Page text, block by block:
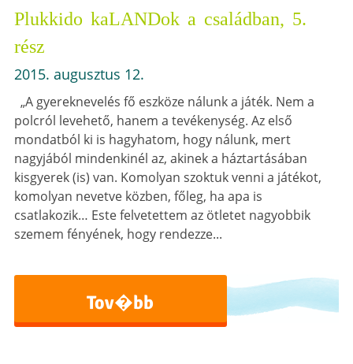
Plukkido kaLANDok a családban, 5.
rész
2015. augusztus 12.
„A gyereknevelés fő eszköze nálunk a játék. Nem a
polcról levehető, hanem a tevékenység. Az első
mondatból ki is hagyhatom, hogy nálunk, mert
nagyjából mindenkinél az, akinek a háztartásában
kisgyerek (is) van. Komolyan szoktuk venni a játékot,
komolyan nevetve közben, főleg, ha apa is
csatlakozik… Este felvetettem az ötletet nagyobbik
szemem fényének, hogy rendezze...
Tov�bb